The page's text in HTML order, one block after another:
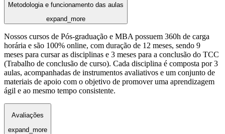
Metodologia e funcionamento das aulas
expand_more
Nossos cursos de Pós-graduação e MBA possuem 360h de carga
horária e são 100% online, com duração de 12 meses, sendo 9
meses para cursar as disciplinas e 3 meses para a conclusão do TCC
(Trabalho de conclusão de curso). Cada disciplina é composta por 3
aulas, acompanhadas de instrumentos avaliativos e um conjunto de
materiais de apoio com o objetivo de promover uma aprendizagem
ágil e ao mesmo tempo consistente.
Avaliações
expand_more